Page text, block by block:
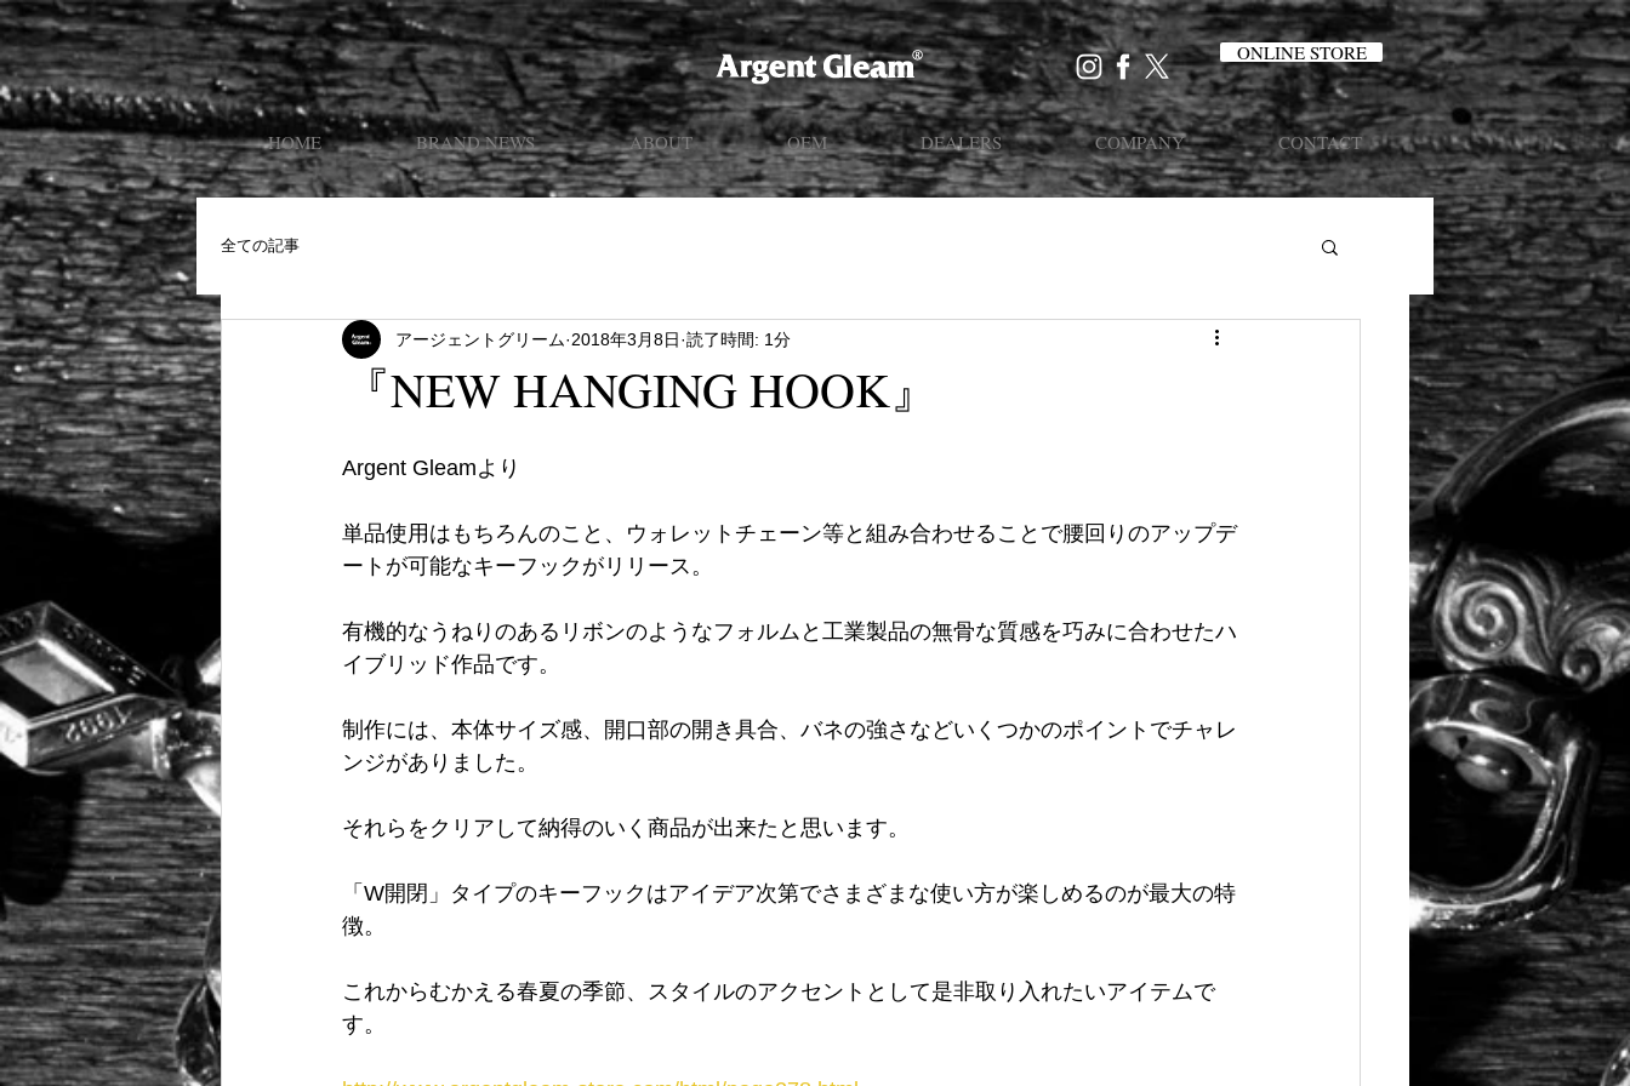
ONLINE STORE
HOME BRAND NEWS ABOUT OEM DEALERS COMPANY CONTACT
全ての記事
『NEW HANGING HOOK』
アージェントグリーム 2018年3月8日 読了時間: 1分
Argent Gleamより
単品使用はもちろんのこと、ウォレットチェーン等と組み合わせることで腰回りのアップデ
ートが可能なキーフックがリリース。
有機的なうねりのあるリボンのようなフォルムと工業製品の無骨な質感を巧みに合わせたハ
イブリッド作品です。
制作には、本体サイズ感、開口部の開き具合、バネの強さなどいくつかのポイントでチャレ
ンジがありました。
それらをクリアして納得のいく商品が出来たと思います。
「W開閉」タイプのキーフックはアイデア次第でさまざまな使い方が楽しめるのが最大の特
徴。
これからむかえる春夏の季節、スタイルのアクセントとして是非取り入れたいアイテムで
す。